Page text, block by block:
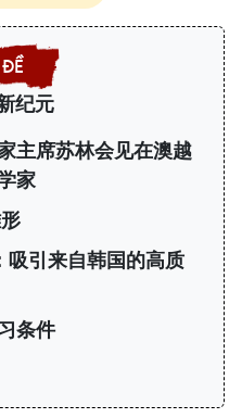
纪元
主席苏林会见在澳越
家
吸引来自韩国的高质
条件